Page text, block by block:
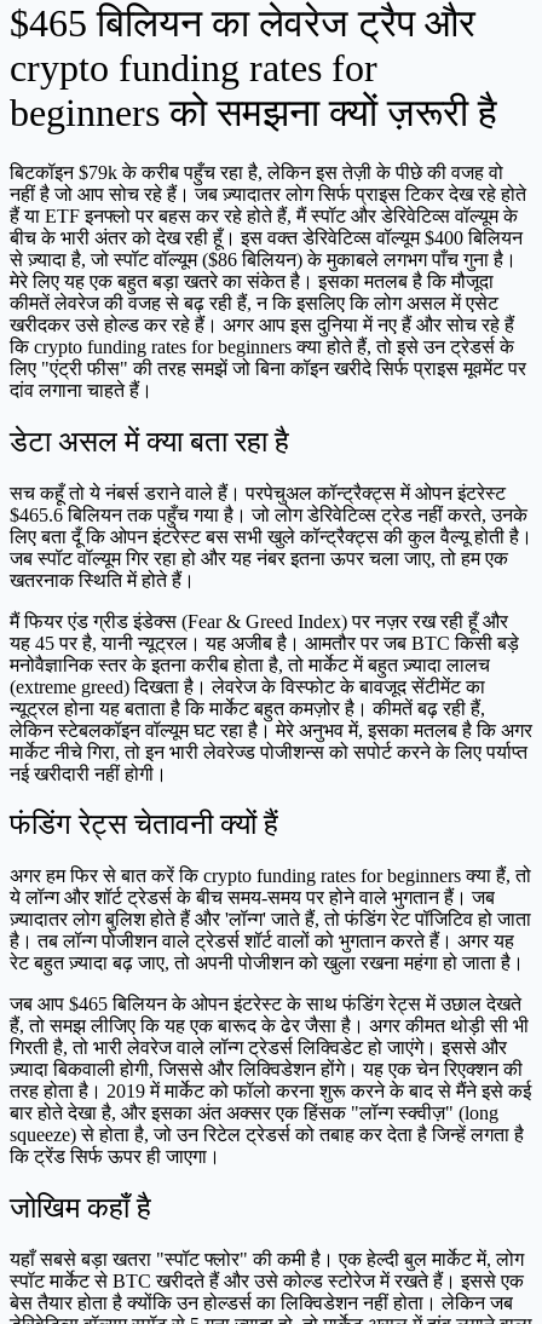
$465 बिलियन का लेवरेज ट्रैप और
crypto funding rates for
beginners को समझना क्यों ज़रूरी है
बिटकॉइन $79k के करीब पहुँच रहा है, लेकिन इस तेज़ी के पीछे की वजह वो
नहीं है जो आप सोच रहे हैं। जब ज़्यादातर लोग सिर्फ प्राइस टिकर देख रहे होते
हैं या ETF इनफ्लो पर बहस कर रहे होते हैं, मैं स्पॉट और डेरिवेटिव्स वॉल्यूम के
बीच के भारी अंतर को देख रही हूँ। इस वक्त डेरिवेटिव्स वॉल्यूम $400 बिलियन
से ज़्यादा है, जो स्पॉट वॉल्यूम ($86 बिलियन) के मुकाबले लगभग पाँच गुना है।
मेरे लिए यह एक बहुत बड़ा खतरे का संकेत है। इसका मतलब है कि मौजूदा
कीमतें लेवरेज की वजह से बढ़ रही हैं, न कि इसलिए कि लोग असल में एसेट
खरीदकर उसे होल्ड कर रहे हैं। अगर आप इस दुनिया में नए हैं और सोच रहे हैं
कि crypto funding rates for beginners क्या होते हैं, तो इसे उन ट्रेडर्स के
लिए "एंट्री फीस" की तरह समझें जो बिना कॉइन खरीदे सिर्फ प्राइस मूवमेंट पर
दांव लगाना चाहते हैं।
डेटा असल में क्या बता रहा है
सच कहूँ तो ये नंबर्स डराने वाले हैं। परपेचुअल कॉन्ट्रैक्ट्स में ओपन इंटरेस्ट
$465.6 बिलियन तक पहुँच गया है। जो लोग डेरिवेटिव्स ट्रेड नहीं करते, उनके
लिए बता दूँ कि ओपन इंटरेस्ट बस सभी खुले कॉन्ट्रैक्ट्स की कुल वैल्यू होती है।
जब स्पॉट वॉल्यूम गिर रहा हो और यह नंबर इतना ऊपर चला जाए, तो हम एक
खतरनाक स्थिति में होते हैं।
मैं फियर एंड ग्रीड इंडेक्स (Fear & Greed Index) पर नज़र रख रही हूँ और
यह 45 पर है, यानी न्यूट्रल। यह अजीब है। आमतौर पर जब BTC किसी बड़े
मनोवैज्ञानिक स्तर के इतना करीब होता है, तो मार्केट में बहुत ज़्यादा लालच
(extreme greed) दिखता है। लेवरेज के विस्फोट के बावजूद सेंटीमेंट का
न्यूट्रल होना यह बताता है कि मार्केट बहुत कमज़ोर है। कीमतें बढ़ रही हैं,
लेकिन स्टेबलकॉइन वॉल्यूम घट रहा है। मेरे अनुभव में, इसका मतलब है कि अगर
मार्केट नीचे गिरा, तो इन भारी लेवरेज्ड पोजीशन्स को सपोर्ट करने के लिए पर्याप्त
नई खरीदारी नहीं होगी।
फंडिंग रेट्स चेतावनी क्यों हैं
अगर हम फिर से बात करें कि crypto funding rates for beginners क्या हैं, तो
ये लॉन्ग और शॉर्ट ट्रेडर्स के बीच समय-समय पर होने वाले भुगतान हैं। जब
ज़्यादातर लोग बुलिश होते हैं और 'लॉन्ग' जाते हैं, तो फंडिंग रेट पॉजिटिव हो जाता
है। तब लॉन्ग पोजीशन वाले ट्रेडर्स शॉर्ट वालों को भुगतान करते हैं। अगर यह
रेट बहुत ज़्यादा बढ़ जाए, तो अपनी पोजीशन को खुला रखना महंगा हो जाता है।
जब आप $465 बिलियन के ओपन इंटरेस्ट के साथ फंडिंग रेट्स में उछाल देखते
हैं, तो समझ लीजिए कि यह एक बारूद के ढेर जैसा है। अगर कीमत थोड़ी सी भी
गिरती है, तो भारी लेवरेज वाले लॉन्ग ट्रेडर्स लिक्विडेट हो जाएंगे। इससे और
ज़्यादा बिकवाली होगी, जिससे और लिक्विडेशन होंगे। यह एक चेन रिएक्शन की
तरह होता है। 2019 में मार्केट को फॉलो करना शुरू करने के बाद से मैंने इसे कई
बार होते देखा है, और इसका अंत अक्सर एक हिंसक "लॉन्ग स्क्वीज़" (long
squeeze) से होता है, जो उन रिटेल ट्रेडर्स को तबाह कर देता है जिन्हें लगता है
कि ट्रेंड सिर्फ ऊपर ही जाएगा।
जोखिम कहाँ है
यहाँ सबसे बड़ा खतरा "स्पॉट फ्लोर" की कमी है। एक हेल्दी बुल मार्केट में, लोग
स्पॉट मार्केट से BTC खरीदते हैं और उसे कोल्ड स्टोरेज में रखते हैं। इससे एक
बेस तैयार होता है क्योंकि उन होल्डर्स का लिक्विडेशन नहीं होता। लेकिन जब